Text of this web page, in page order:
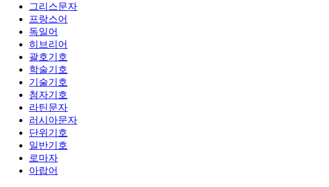
그리스문자
프랑스어
독일어
히브리어
괄호기호
학술기호
기술기호
첨자기호
라틴문자
러시아문자
단위기호
일반기호
로마자
아랍어